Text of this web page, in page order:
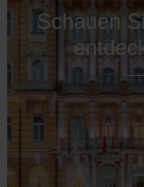
Schauen